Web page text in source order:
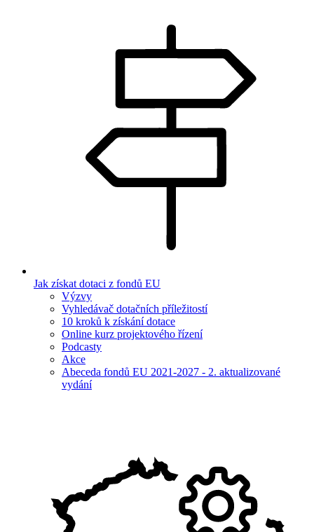
Jak získat dotaci z fondů EU
Výzvy
Vyhledávač dotačních příležitostí
10 kroků k získání dotace
Online kurz projektového řízení
Podcasty
Akce
Abeceda fondů EU 2021-2027 - 2. aktualizované
vydání